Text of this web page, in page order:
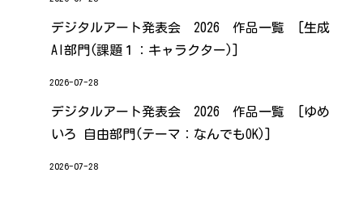
デジタルアート発表会 2026 作品一覧 [生成
AI部門(課題１：キャラクター)]
2026-07-28
デジタルアート発表会 2026 作品一覧 [ゆめ
いろ 自由部門(テーマ：なんでもOK)]
2026-07-28